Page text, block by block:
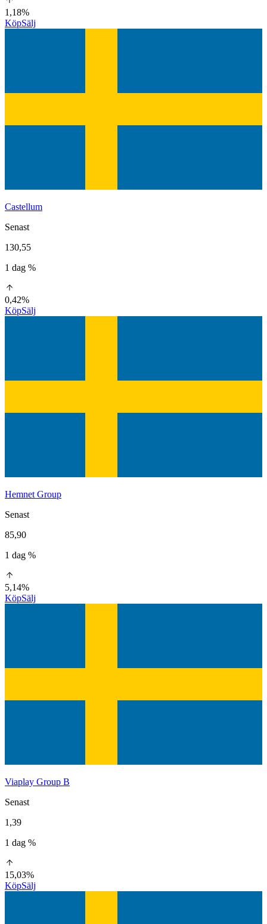
1,18%
KöpSälj
Castellum
Senast
130,55
1 dag %
0,42%
KöpSälj
Hemnet Group
Senast
85,90
1 dag %
5,14%
KöpSälj
Viaplay Group B
Senast
1,39
1 dag %
15,03%
KöpSälj